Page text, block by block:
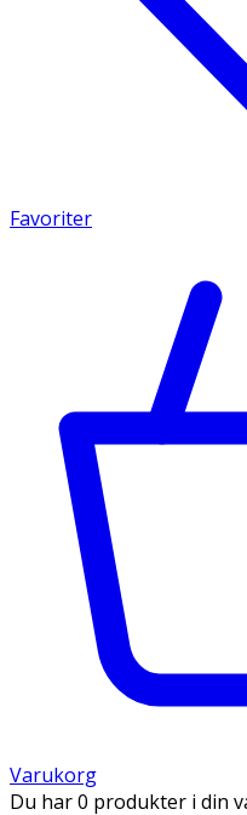
Favoriter
Varukorg
Du har 0 produkter i din